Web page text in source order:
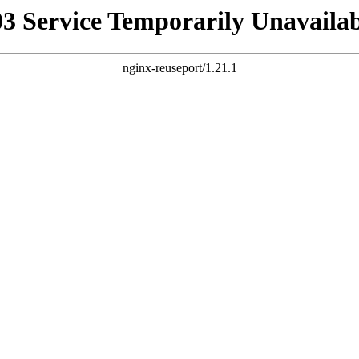
Service Temporarily
nginx-reuseport/1.21.1